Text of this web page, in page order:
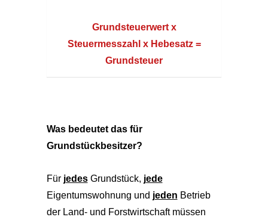
Grundsteuerwert x
Steuermesszahl x Hebesatz =
Grundsteuer
Was bedeutet das für
Grundstückbesitzer?
Für jedesGrundstück, jede
Eigentumswohnung und jeden Betrieb
der Land- und Forstwirtschaft müssen